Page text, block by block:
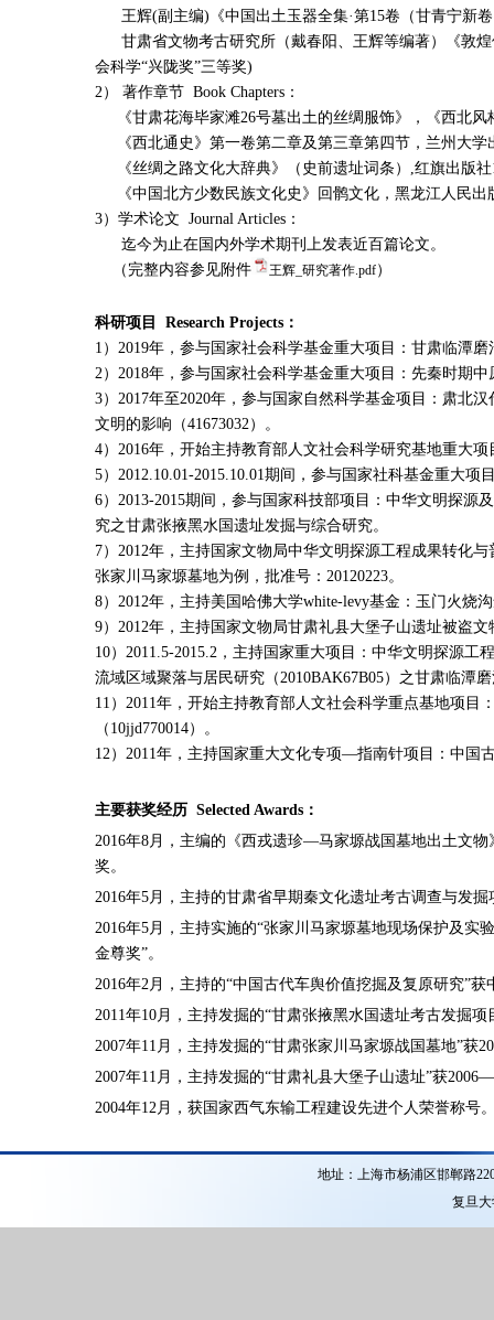
王辉(副主编)《中国出土玉器全集·第15卷（甘青宁新卷
甘肃省文物考古研究所（戴春阳、王辉等编著）
《敦
会科学“兴陇奖”三等奖)
2） 著作章节 Book Chapters：
《甘肃花海毕家滩26号墓出土的丝绸服饰》，《西北风
《西北通史》第一卷第二章及第三章第四节，兰州大学
《丝绸之路文化大辞典》（史前遗址词条）,红旗出版社
《中国北方少数民族文化史》回鹘文化，黑龙江人民出
3）学术论文 Journal Articles：
迄今为止在国内外学术期刊上发表近百篇论文。
（完整内容参见附件
王辉_研究著作.pdf）
科研项目 Research Projects：
1）2019年，参与国家社会科学基金重大项目：甘肃临潭
2）2018年，参与国家社会科学基金重大项目：先秦时期
3）2017年至2020年，参与国家自然科学基金项目：肃北
文明的影响（41673032）。
4）2016年，开始主持教育部人文社会科学研究基地重大
5）2012.10.01-2015.10.01期间，参与国家社科基金重大项
6）2013-2015期间，参与国家科技部项目：中华文明探源
究之甘肃张掖黑水国遗址发掘与综合研究。
7）2012年，主持国家文物局中华文明探源工程成果转化
张家川马家塬墓地为例，批准号：20120223。
8）2012年，主持美国哈佛大学white-levy基金：玉门火烧
9）2012年，主持国家文物局甘肃礼县大堡子山遗址被盗
10）2011.5-2015.2，主持国家重大项目：中华文明探源
流域区域聚落与居民研究（2010BAK67B05）之甘肃临潭
11）2011年，开始主持教育部人文社会科学重点基地项
（10jjd770014）。
12）2011年，主持国家重大文化专项—指南针项目：中国
主要获奖经历 Selected Awards：
2016年8月，主编的《西戎遗珍—马家塬战国墓地出土文
奖。
2016年5月，主持的甘肃省早期秦文化遗址考古调查与发
2016年5月，主持实施的“张家川马家塬墓地现场保护及实
金尊奖”。
2016年2月，主持的“中国古代车舆价值挖掘及复原研究”
2011年10月，主持发掘的“甘肃张掖黑水国遗址考古发掘
2007年11月，主持发掘的“甘肃张家川马家塬战国墓地”获
2007年11月，主持发掘的“甘肃礼县大堡子山遗址”获
2004年12月，获国家西气东输工程建设先进个人荣誉称号
地址：上海市杨浦区邯郸路
复旦